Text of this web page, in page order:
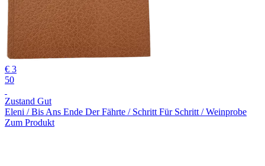
€ 3
50
Zustand Gut
Eleni / Bis Ans Ende Der Fährte / Schritt Für Schritt / Weinprobe
Zum Produkt